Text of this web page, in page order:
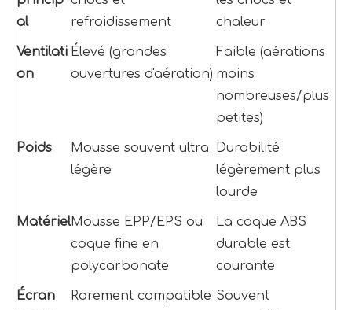
al
refroidissement
chaleur
Ventilati
on
Élevé (grandes
ouvertures d'aération)
Faible (aérations
moins
nombreuses/plus
petites)
Poids
Mousse souvent ultra
légère
Durabilité
légèrement plus
lourde
MatérielMousse EPP/EPS ou
coque fine en
polycarbonate
La coque ABS
durable est
courante
Écran
Rarement compatible Souvent